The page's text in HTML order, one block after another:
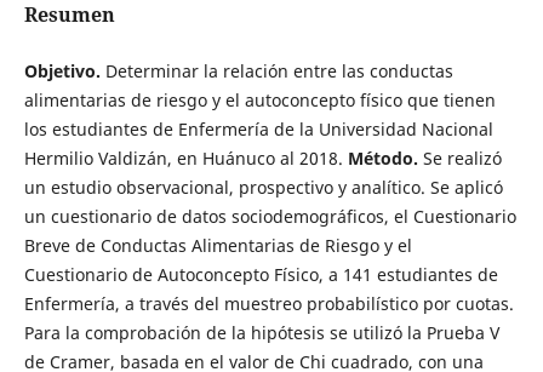
Resumen
Objetivo. Determinar la relación entre las conductas
alimentarias de riesgo y el autoconcepto físico que tienen
los estudiantes de Enfermería de la Universidad Nacional
Hermilio Valdizán, en Huánuco al 2018. Método. Se realizó
un estudio observacional, prospectivo y analítico. Se aplicó
un cuestionario de datos sociodemográficos, el Cuestionario
Breve de Conductas Alimentarias de Riesgo y el
Cuestionario de Autoconcepto Físico, a 141 estudiantes de
Enfermería, a través del muestreo probabilístico por cuotas.
Para la comprobación de la hipótesis se utilizó la Prueba V
de Cramer, basada en el valor de Chi cuadrado, con una